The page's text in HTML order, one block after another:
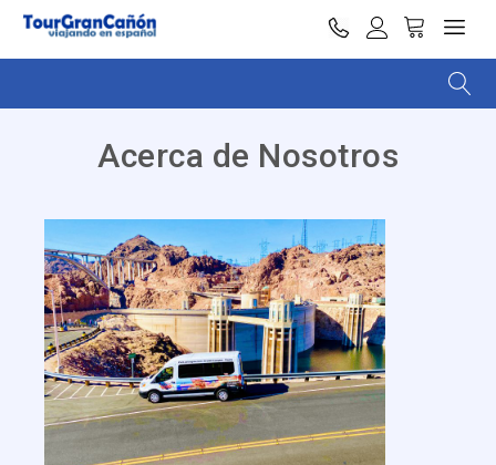
Acerca de Nosotros